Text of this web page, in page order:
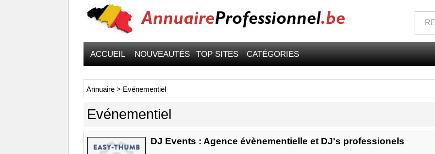
ACCUEIL NOUVEAUTÉS TOP SITES CATÉGORIES
Annuaire > Evénementiel
Evénementiel
DJ Events : Agence évènementielle et DJ's professionels